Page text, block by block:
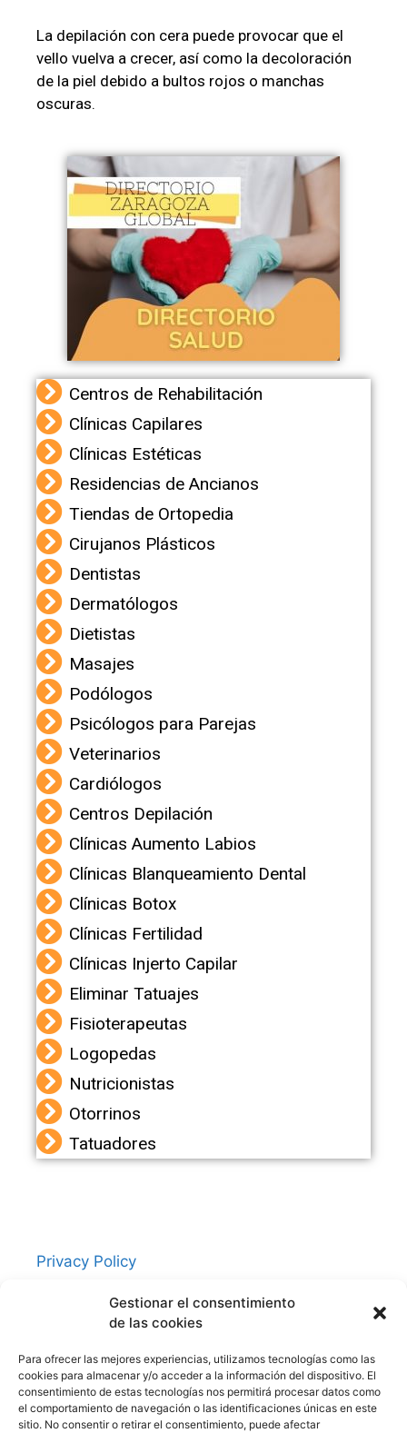
Gestionar el consentimiento
de las cookies
Para ofrecer las mejores experiencias, utilizamos tecnologías como las
cookies para almacenar y/o acceder a la información del dispositivo. El
consentimiento de estas tecnologías nos permitirá procesar datos como
el comportamiento de navegación o las identificaciones únicas en este
sitio. No consentir o retirar el consentimiento, puede afectar
La depilación con cera puede provocar que el
vello vuelva a crecer, así como la decoloración
de la piel debido a bultos rojos o manchas
oscuras.
Centros de Rehabilitación
Clínicas Capilares
Clínicas Estéticas
Residencias de Ancianos
Tiendas de Ortopedia
Cirujanos Plásticos
Dentistas
Dermatólogos
Dietistas
Masajes
Podólogos
Psicólogos para Parejas
Veterinarios
Cardiólogos
Centros Depilación
Clínicas Aumento Labios
Clínicas Blanqueamiento Dental
Clínicas Botox
Clínicas Fertilidad
Clínicas Injerto Capilar
Eliminar Tatuajes
Fisioterapeutas
Logopedas
Nutricionistas
Otorrinos
Tatuadores
Privacy Policy
Política de cookies (UE)
Redes Sociales